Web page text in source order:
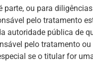
ou para
pelo tratamento
autoridade pública de
pelo tratamento
se o titular for